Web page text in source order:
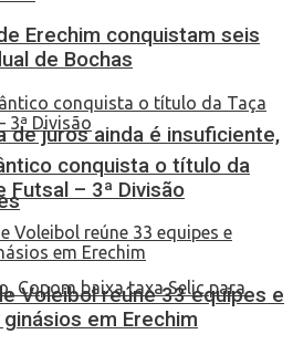
de juros ainda é insuficiente,
Erechim conquistam seis
de Bochas
conquista o título da
Futsal – 3ª Divisão
Voleibol reúne 33 equipes e
em Erechim